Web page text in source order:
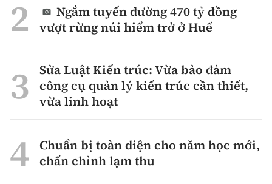
Ngắm tuyến đường 470 tỷ đồng
vượt rừng núi hiểm trở ở Huế
Sửa Luật Kiến trúc: Vừa bảo đảm
công cụ quản lý kiến trúc cần thiết,
vừa linh hoạt
Chuẩn bị toàn diện cho năm học mới,
chấn chỉnh lạm thu